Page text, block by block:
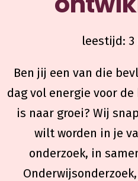
leestijd:
Ben jij een van die
dag vol energie voor
is naar groei? Wij
wilt worden in je
onderzoek, in